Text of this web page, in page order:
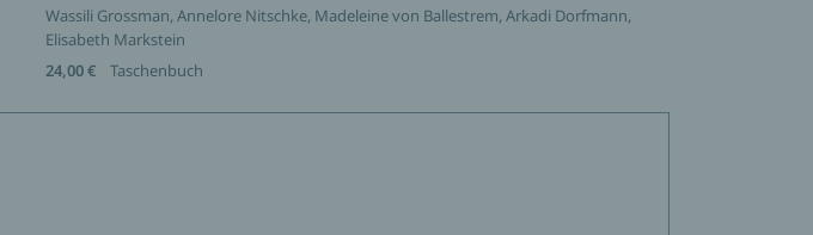
Wassili Grossman, Annelore Nitschke, Madeleine von Ballestrem, Arkadi Dorfmann,
Elisabeth Markstein
24,00 €
Taschenbuch